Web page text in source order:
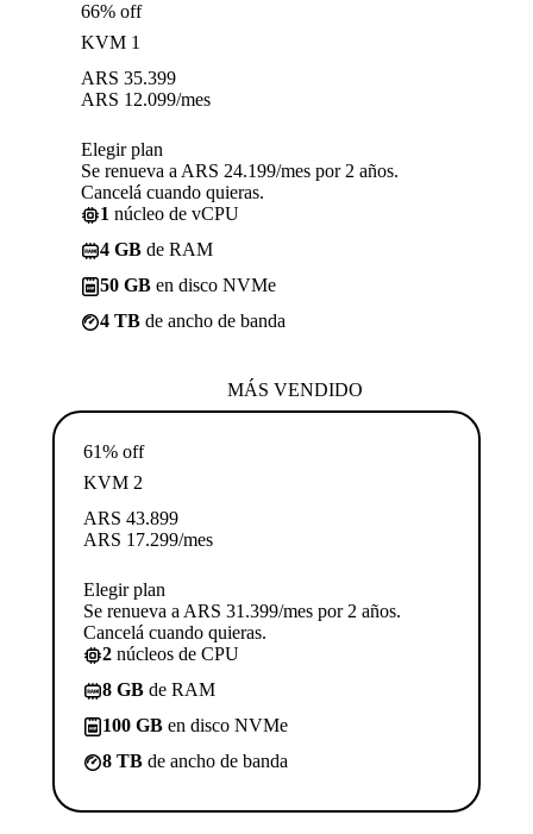
66% off
KVM 1
ARS 35.399
ARS 12.099/mes
Elegir plan
Se renueva a ARS 24.199/mes por 2 años.
Cancelá cuando quieras.
1 núcleo de vCPU
4 GB de RAM
50 GB en disco NVMe
4 TB de ancho de banda
MÁS VENDIDO
61% off
KVM 2
ARS 43.899
ARS 17.299/mes
Elegir plan
Se renueva a ARS 31.399/mes por 2 años.
Cancelá cuando quieras.
2 núcleos de CPU
8 GB de RAM
100 GB en disco NVMe
8 TB de ancho de banda